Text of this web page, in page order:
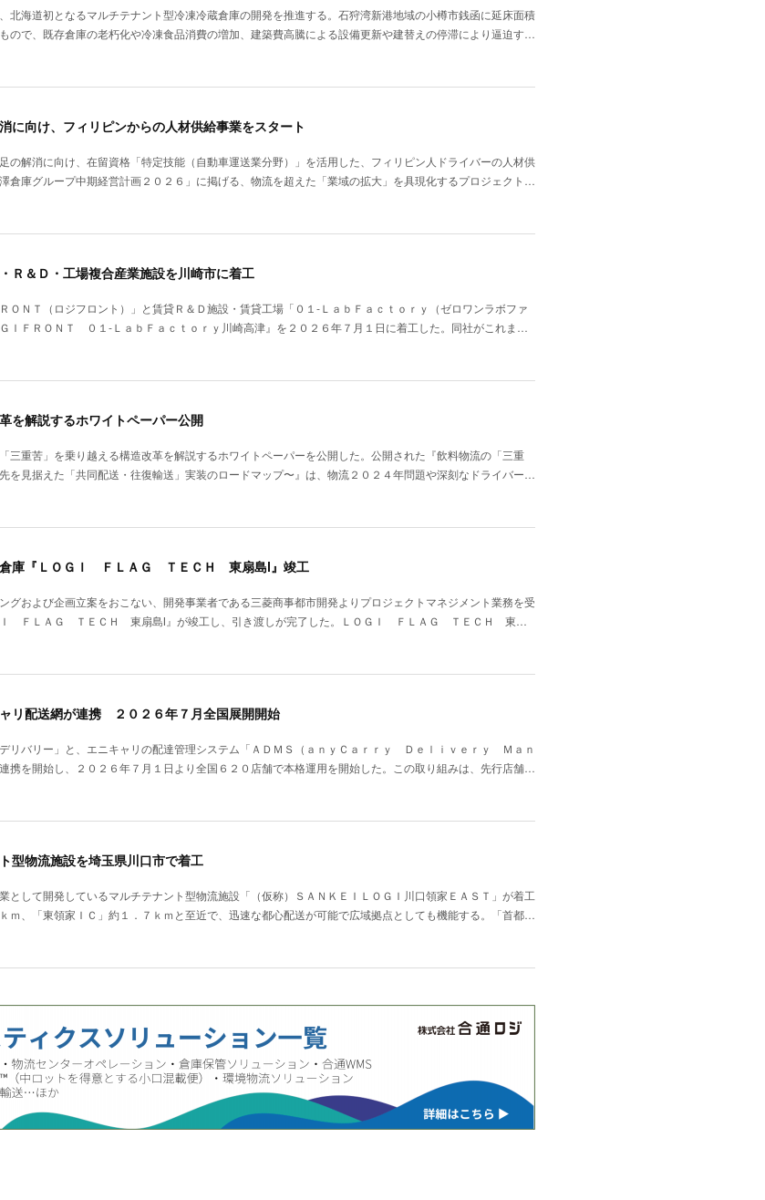
北海道初となるマルチテナント型冷凍冷蔵倉庫の開発を推進する。石狩湾新港地域の小樽市銭函に延床面積
ので、既存倉庫の老朽化や冷凍食品消費の増加、建築費高騰による設備更新や建替えの停滞により逼迫す…
向け、フィリピンからの人材供給事業をスタート
の解消に向け、在留資格「特定技能（自動車運送業分野）」を活用した、フィリピン人ドライバーの人材供
倉庫グループ中期経営計画２０２６」に掲げる、物流を超えた「業域の拡大」を具現化するプロジェクト…
＆Ｄ・工場複合産業施設を川崎市に着工
ＯＮＴ（ロジフロント）」と賃貸Ｒ＆Ｄ施設・賃貸工場「０１‐ＬａｂＦａｃｔｏｒｙ（ゼロワンラボファ
ＩＦＲＯＮＴ ０１‐ＬａｂＦａｃｔｏｒｙ川崎高津』を２０２６年７月１日に着工した。同社がこれま…
解説するホワイトペーパー公開
三重苦」を乗り越える構造改革を解説するホワイトペーパーを公開した。公開された『飲料物流の「三重
を見据えた「共同配送・往復輸送」実装のロードマップ〜』は、物流２０２４年問題や深刻なドライバー…
庫『ＬＯＧＩ ＦＬＡＧ ＴＥＣＨ 東扇島Ⅰ』竣工
グおよび企画立案をおこない、開発事業者である三菱商事都市開発よりプロジェクトマネジメント業務を受
Ｉ ＦＬＡＧ ＴＥＣＨ 東扇島Ⅰ』が竣工し、引き渡しが完了した。ＬＯＧＩ ＦＬＡＧ ＴＥＣＨ 東…
リ配送網が連携 ２０２６年７月全国展開開始
リバリー」と、エニキャリの配達管理システム「ＡＤＭＳ（ａｎｙＣａｒｒｙ Ｄｅｌｉｖｅｒｙ Ｍａｎ
を開始し、２０２６年７月１日より全国６２０店舗で本格運用を開始した。この取り組みは、先行店舗…
物流施設を埼玉県川口市で着工
として開発しているマルチテナント型物流施設「（仮称）ＳＡＮＫＥＩＬＯＧＩ川口領家ＥＡＳＴ」が着工
ｍ、「東領家ＩＣ」約１．７ｋｍと至近で、迅速な都心配送が可能で広域拠点としても機能する。「首都…